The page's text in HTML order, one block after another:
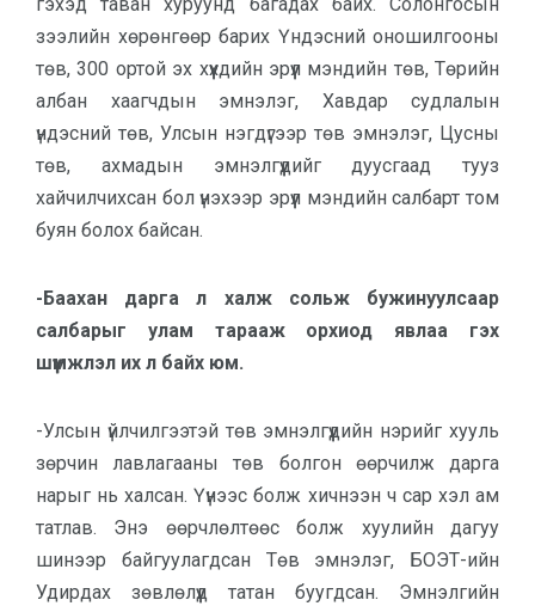
зээлийн хөрөнгөөр барих Үндэсний оношилгооны
төв, 300 ортой эх хүүхдийн эрүүл мэндийн төв, Төрийн
албан хаагчдын эмнэлэг, Хавдар судлалын
үндэсний төв, Улсын нэгдүгээр төв эмнэлэг, Цусны
төв, ахмадын эмнэлгүүдийг дуусгаад тууз
хайчилчихсан бол үнэхээр эрүүл мэндийн салбарт том
буян болох байсан.
-Баахан дарга л халж сольж бужинуулсаар
салбарыг улам тарааж орхиод явлаа гэх
шүүмжлэл их л байх юм.
-Улсын үйлчилгээтэй төв эмнэлгүүдийн нэрийг хууль
зөрчин лавлагааны төв болгон өөрчилж дарга
нарыг нь халсан. Үүнээс болж хичнээн ч сар хэл ам
татлав. Энэ өөрчлөлтөөс болж хуулийн дагуу
шинээр байгуулагдсан Төв эмнэлэг, БОЭТ-ийн
Удирдах зөвлөлүүд татан буугдсан. Эмнэлгийн